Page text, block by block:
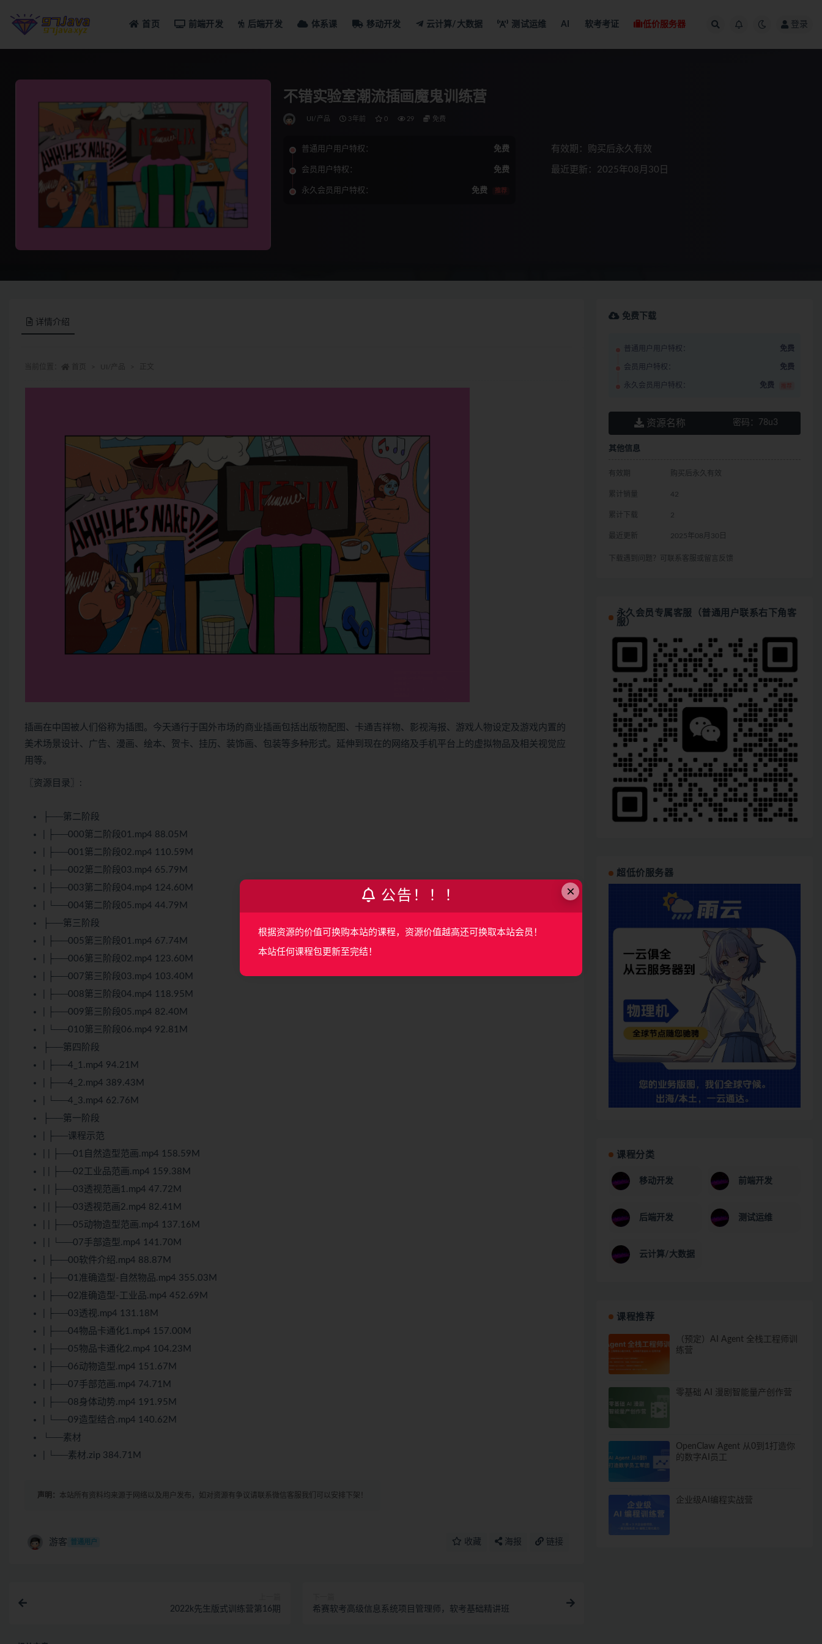
首页 前端开发 后端开发 体系课 移动开发 云计算/大数据 测试运维 AI 软考考证 低价服务器 登录
不错实验室潮流插画魔鬼训练营
UI/产品 3年前 0 29 免费
普通用户用户特权： 免费
会员用户特权： 免费
永久会员用户特权： 免费 推荐
有效期：购买后永久有效
最近更新：2025年08月30日
详情介绍
插画在中国被人们俗称为插图。今天通行于国外市场的商业插画包括出版物配图、卡通吉祥物、影视海报、游戏人物设定及游戏内置的
美术场景设计、广告、漫画、绘本、贺卡、挂历、装饰画、包装等多种形式。延伸到现在的网络及手机平台上的虚拟物品及相关视觉应
用等。
〖资源目录〗:
├──第二阶段
| ├──000第二阶段01.mp4 88.05M
| ├──001第二阶段02.mp4 110.59M
| ├──002第二阶段03.mp4 65.79M
| ├──003第二阶段04.mp4 124.60M
| └──004第二阶段05.mp4 44.79M
├──第三阶段
| ├──005第三阶段01.mp4 67.74M
| ├──006第三阶段02.mp4 123.60M
| ├──007第三阶段03.mp4 103.40M
| ├──008第三阶段04.mp4 118.95M
| ├──009第三阶段05.mp4 82.40M
| └──010第三阶段06.mp4 92.81M
├──第四阶段
| ├──4_1.mp4 94.21M
| ├──4_2.mp4 389.43M
| └──4_3.mp4 62.76M
├──第一阶段
| ├──课程示范
| | ├──01自然造型范画.mp4 158.59M
| | ├──02工业品范画.mp4 159.38M
| | ├──03透视范画1.mp4 47.72M
| | ├──03透视范画2.mp4 82.41M
| | ├──05动物造型范画.mp4 137.16M
| | └──07手部造型.mp4 141.70M
| ├──00软件介绍.mp4 88.87M
| ├──01准确造型-自然物品.mp4 355.03M
| ├──02准确造型-工业品.mp4 452.69M
| ├──03透视.mp4 131.18M
| ├──04物品卡通化1.mp4 157.00M
| ├──05物品卡通化2.mp4 104.23M
| ├──06动物造型.mp4 151.67M
| ├──07手部范画.mp4 74.71M
| ├──08身体动势.mp4 191.95M
| └──09造型结合.mp4 140.62M
└──素材
| └──素材.zip 384.71M
声明： 本站所有资料均来源于网络以及用户发布，如对资源有争议请联系微信客服我们可以安排下架！
游客 普通用户 收藏 海报 链接
2022k先生版式训练营第16期 希赛软考高级信息系统项目管理师，软考基础精讲班
免费下载
普通用户用户特权： 免费
会员用户特权： 免费
永久会员用户特权： 免费 推荐
资源名称 密码： 78u3
其他信息
有效期 购买后永久有效
累计销量 42
累计下载 2
最近更新 2025年08月30日
下载遇到问题？可联系客服或留言反馈
永久会员专属客服（普通用户联系右下角客
服）
超低价服务器
课程分类
移动开发 前端开发
后端开发 测试运维
云计算/大数据
课程推荐
（预定）AI Agent 全栈工程师训
练营
零基础 AI 漫剧智能量产创作营
OpenClaw Agent 从0到1打造你
的数字AI员工
企业级AI编程实战营
×
公告！！！
根据资源的价值可换购本站的课程，资源价值越高还可换取本站会员！
本站任何课程包更新至完结！